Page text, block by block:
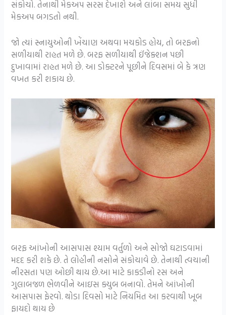
સંકોચો. તેનાથી મેકઅપ સરસ દેખાશે અને લાંબા સમય સુધી
મેકઅપ બગડતો નથી.
જો ત્યાં સ્નાયુઓની ખેંચાણ અથવા મચકોડ હોય, તો બરફનો
સળીયાથી રાહત મળે છે. બરફ સળીયાથી ઈંજેક્શન પછી
દુખાવામાં રાહત મળે છે. આ ડોક્ટરને પૂછીને દિવસમાં બે કે ત્રણ
વખત કરી શકાય છે.
બરફ આંખોની આસપાસ શ્યામ વર્તુળો અને સોજો ઘટાડવામાં
મદદ કરી શકે છે. તે લોહીની નસોને સંકોચાવે છે. તેનાથી ત્વચાની
નીરસતા પણ ઓછી થાય છે.આ માટે કાકડીનો રસ અને
ગુલાબજળ ભેળવીને આઇસ ક્યુબ બનાવો. તેમને આંખોની
આસપાસ ફેરવો. થોડા દિવસો માટે નિયમિત આ કરવાથી ખૂબ
ફાયદો થાય છે